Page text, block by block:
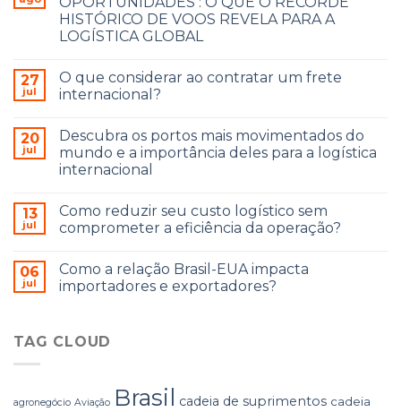
HISTÓRICO DE VOOS REVELA PARA A
LOGÍSTICA GLOBAL
27
jul
O que considerar ao contratar um frete
internacional?
20
jul
Descubra os portos mais movimentados do
mundo e a importância deles para a logística
internacional
13
jul
Como reduzir seu custo logístico sem
comprometer a eficiência da operação?
06
jul
Como a relação Brasil-EUA impacta
importadores e exportadores?
TAG CLOUD
agronegócio Aviação Brasil cadeia de suprimentos cadeia